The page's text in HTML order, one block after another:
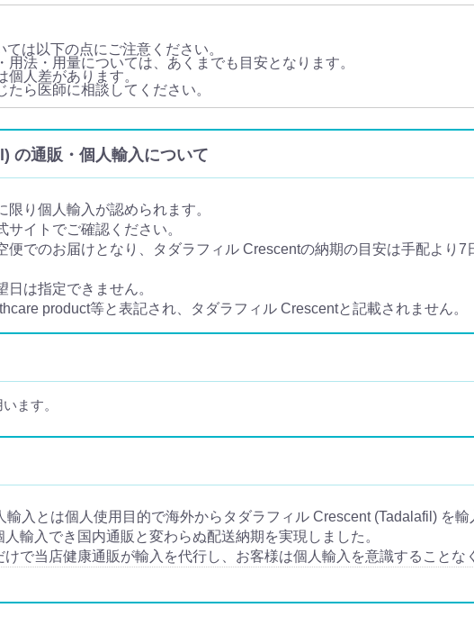
は以下の点にご注意ください。
法・用量については、あくまでも目安となります。
人差があります。
ら医師に相談してください。
の通販・個人輸入について
り個人輸入が認められます。
イトでご確認ください。
便でのお届けとなり、タダラフィル Crescentの納期の目安は手配より
は指定できません。
product等と表記され、タダラフィル Crescentと記載されません。
ます。
入とは個人使用目的で海外からタダラフィル Crescent (Tadalafil) を輸
輸入でき国内通販と変わらぬ配送納期を実現しました。
で当店健康通販が輸入を代行し、お客様は個人輸入を意識することな